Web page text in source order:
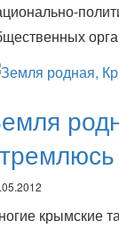
крымские